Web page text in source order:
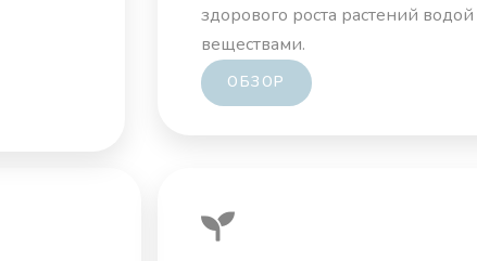
здорового роста растений
веществами.
ОБЗОР